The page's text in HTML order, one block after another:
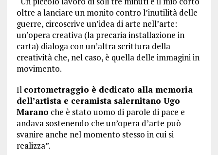
oltre a lanciare un monito contro l’inutilità delle
guerre, circoscrive un’idea di arte nell’arte:
un’opera creativa (la precaria installazione in
carta) dialoga con un’altra scrittura della
creatività che, nel caso, è quella delle immagini in
movimento.
Il cortometraggio è dedicato alla memoria
dell’artista e ceramista salernitano Ugo
Marano che è stato uomo di parole di pace e
andava sostenendo che un’opera d’arte può
svanire anche nel momento stesso in cui si
realizza”.